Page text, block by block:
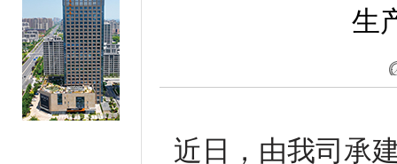
生
近日，由我司承